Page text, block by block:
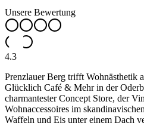
Unsere Bewertung
4.3
Prenzlauer Berg trifft Wohnästhetik
Glücklich Café & Mehr in der
charmantester Concept Store, der
Wohnaccessoires im
Waffeln und Eis unter einem Dach